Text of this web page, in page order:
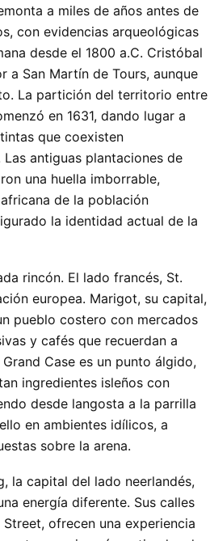
a miles de años antes de
con evidencias arqueológicas
desde el 1800 a.C. Cristóbal
a San Martín de Tours, aunque
La partición del territorio entre
en 1631, dando lugar a
que coexisten
antiguas plantaciones de
una huella imborrable,
de la población
la identidad actual de la
rincón. El lado francés, St.
europea. Marigot, su capital,
pueblo costero con mercados
y cafés que recuerdan a
Case es un punto álgido,
ingredientes isleños con
desde langosta a la parrilla
en ambientes idílicos, a
sobre la arena.
la capital del lado neerlandés,
energía diferente. Sus calles
ofrecen una experiencia